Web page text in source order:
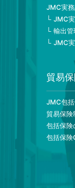
JMC実
JMC
輸出
JMC
貿易
JMC包
貿易保険
包括保険
包括保険